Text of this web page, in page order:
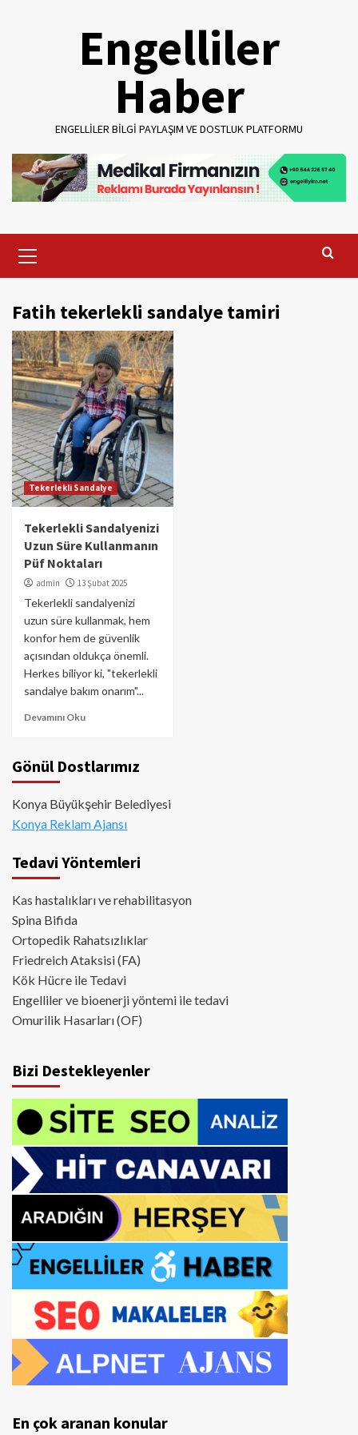
Engelliler
Haber
ENGELLILER BILGI PAYLAŞIM VE DOSTLUK PLATFORMU
Menu
Fatih tekerlekli sandalye tamiri
Tekerlekli Sandalye
Tekerlekli Sandalyenizi
Uzun Süre Kullanmanın
Püf Noktaları
admin 13 Şubat 2025
Tekerlekli sandalyenizi
uzun süre kullanmak, hem
konfor hem de güvenlik
açısından oldukça önemli.
Herkes biliyor ki, "tekerlekli
sandalye bakım onarım"...
Devamını Oku
Gönül Dostlarımız
Konya Büyükşehir Belediyesi
Konya Reklam Ajansı
Tedavi Yöntemleri
Kas hastalıkları ve rehabilitasyon
Spina Bifida
Ortopedik Rahatsızlıklar
Friedreich Ataksisi (FA)
Kök Hücre ile Tedavi
Engelliler ve bioenerji yöntemi ile tedavi
Omurilik Hasarları (OF)
Bizi Destekleyenler
En çok aranan konular